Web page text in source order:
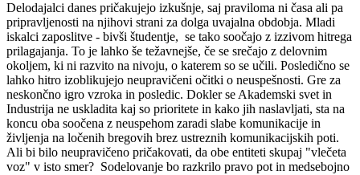
Delodajalci danes pričakujejo izkušnje, saj praviloma ni časa ali pa
pripravljenosti na njihovi strani za dolga uvajalna obdobja. Mladi
iskalci zaposlitve - bivši študentje, se tako soočajo z izzivom hitrega
prilagajanja. To je lahko še težavnejše, če se srečajo z delovnim
okoljem, ki ni razvito na nivoju, o katerem so se učili. Posledično se
lahko hitro izoblikujejo neupravičeni očitki o neuspešnosti. Gre za
neskončno igro vzroka in posledic. Dokler se Akademski svet in
Industrija ne uskladita kaj so prioritete in kako jih naslavljati, sta na
koncu oba soočena z neuspehom zaradi slabe komunikacije in
življenja na ločenih bregovih brez ustreznih komunikacijskih poti.
Ali bi bilo neupravičeno pričakovati, da obe entiteti skupaj "vlečeta
voz" v isto smer? Sodelovanje bo razkrilo pravo pot in medsebojno